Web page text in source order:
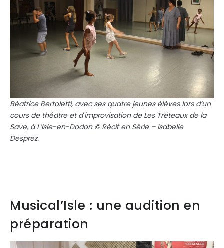
Béatrice Bertoletti, avec ses quatre jeunes élèves lors d’un
cours de théâtre et d‘improvisation de Les Tréteaux de la
Save, àL’Isle-en-Dodon © Récit en Série – Isabelle
Desprez.
Musical’Isle : une audition en
préparation